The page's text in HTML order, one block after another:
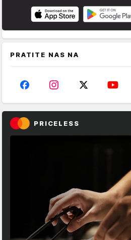
PRATITE NAS NA
PRICELESS